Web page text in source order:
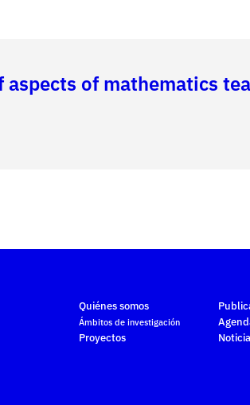
aspects of mathematics
Quiénes somos
Ámbitos de investigación
Proyectos